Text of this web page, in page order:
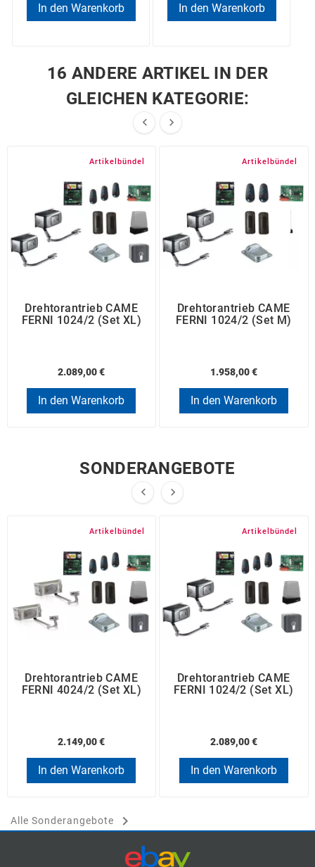
In den Warenkorb In den Warenkorb
16 ANDERE ARTIKEL IN DER
GLEICHEN KATEGORIE:
 
Artikelbündel
Drehtorantrieb CAME
FERNI 1024/2 (Set XL)
2.089,00 €
In den Warenkorb
Artikelbündel
Drehtorantrieb CAME
FERNI 1024/2 (Set M)
1.958,00 €
In den Warenkorb
SONDERANGEBOTE
 
Artikelbündel
Drehtorantrieb CAME
FERNI 4024/2 (Set XL)
2.149,00 €
In den Warenkorb
Artikelbündel
Drehtorantrieb CAME
FERNI 1024/2 (Set XL)
2.089,00 €
In den Warenkorb
Alle Sonderangebote 